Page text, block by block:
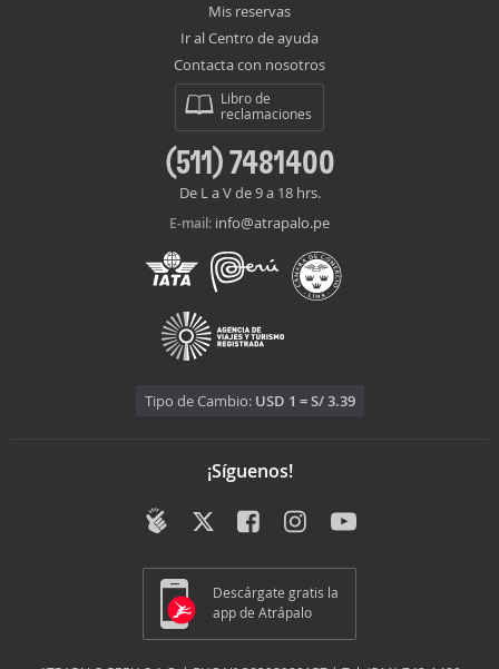
Mis reservas
Ir al Centro de ayuda
Contacta con nosotros
Libro de
reclamaciones
(511) 7481400
De L a V de 9 a 18 hrs.
E-mail: info@atrapalo.pe
Tipo de Cambio: USD 1 = S/ 3.39
¡Síguenos!
Descárgate gratis la
app de Atrápalo